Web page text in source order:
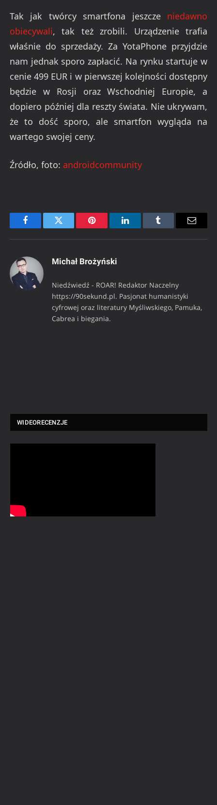
Tak jak twórcy smartfona jeszcze niedawno
obiecywali, tak też zrobili. Urządzenie trafia
właśnie do sprzedaży. Za YotaPhone przyjdzie
nam jednak sporo zapłacić. Na rynku startuje w
cenie 499 EUR i w pierwszej kolejności dostępny
będzie w Rosji oraz Wschodniej Europie, a
dopiero później dla reszty świata. Nie ukrywam,
że to dość sporo, ale smartfon wygląda na
wartego swojej ceny.
Źródło, foto: androidcommunity
FacebookTwitter Pinterest LinkedInTumblr Email
Michał Brożyński
Niedźwiedź - ROAR! Redaktor Naczelny
https://90sekund.pl. Pasjonat humanistyki
cyfrowej oraz literatury Myśliwskiego, Pamuka,
Cabrea i biegania.
WIDEORECENZJE